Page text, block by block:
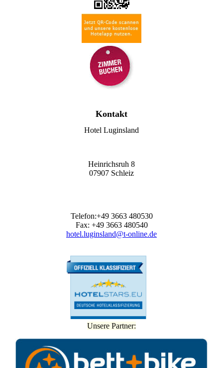
Kontakt
Hotel Luginsland
Heinrichsruh 8
07907 Schleiz
Telefon:+49 3663 480530
Fax: +49 3663 480540
hotel.luginsland@t-online.de
Unsere Partner: